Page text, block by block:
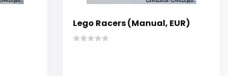
Lego Racers (Manual, EUR)